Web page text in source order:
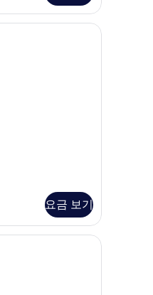
윈룸 | 미니바, 객실 내 금고, 책상, 암
요금 보기
실 내 금고, 책상, 암막 커튼